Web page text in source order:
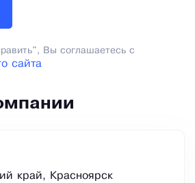
Вы соглашаетесь с
сайта
край, Красноярск